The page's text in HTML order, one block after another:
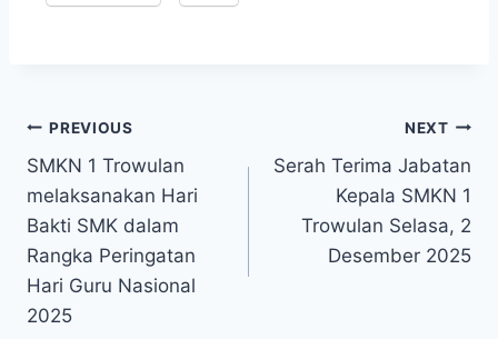
Post
navigation
PREVIOUS
SMKN 1 Trowulan
melaksanakan Hari
Bakti SMK dalam
Rangka Peringatan
Hari Guru Nasional
2025
NEXT
Serah Terima Jabatan
Kepala SMKN 1
Trowulan Selasa, 2
Desember 2025